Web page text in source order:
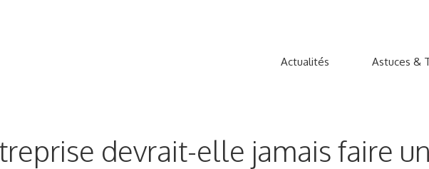
Actualités Astuces &
devrait-elle jamais faire